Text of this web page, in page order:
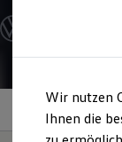
Hauptinhalt
springen
Footer
springen
Modelle und
Wir nutzen
Ihnen die